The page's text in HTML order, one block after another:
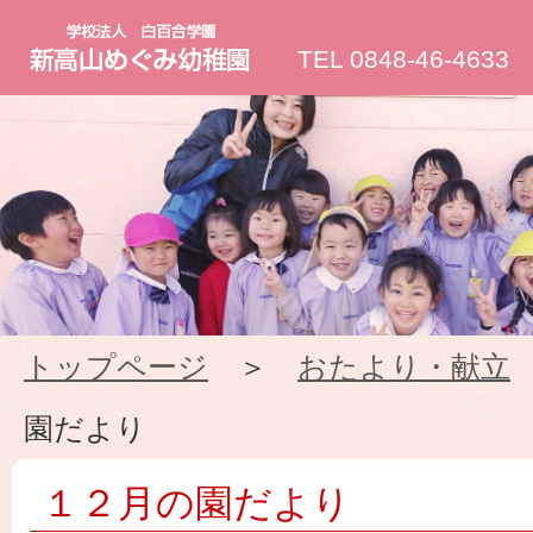
新
高
山
め
ぐ
み
幼
TEL 0848-46-4633
トップページ ＞ おたより・献立
園だより
１２月の園だより